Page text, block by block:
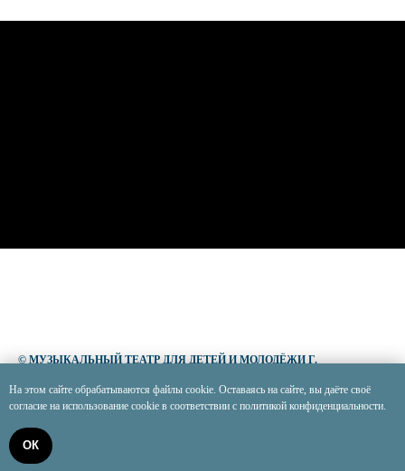
На этом сайте обрабатываются файлы cookie. Оставаясь на сайте, вы даёте своё
согласие на использование cookie в соответствии с политикой конфиденциальности.
ОК
© МУЗЫКАЛЬНЫЙ ТЕАТР ДЛЯ ДЕТЕЙ И МОЛОДЁЖИ Г.